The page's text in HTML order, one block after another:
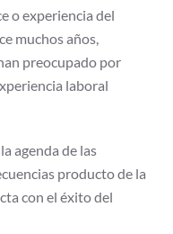
o experiencia del
muchos años,
preocupado por
laboral
agenda de las
producto de la
con el éxito del